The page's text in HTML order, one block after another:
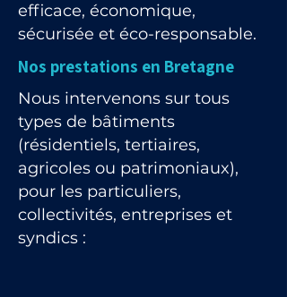
efficace, économique,
sécurisée et éco-responsable.
Nos prestations en Bretagne
Nous intervenons sur tous
types de bâtiments
(résidentiels, tertiaires,
agricoles ou patrimoniaux),
pour les particuliers,
collectivités, entreprises et
syndics :